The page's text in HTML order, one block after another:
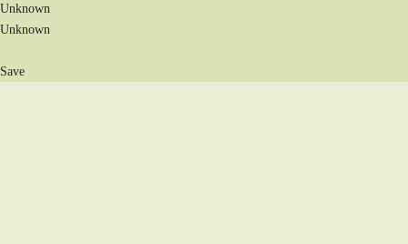
Unknown
Unknown
Save